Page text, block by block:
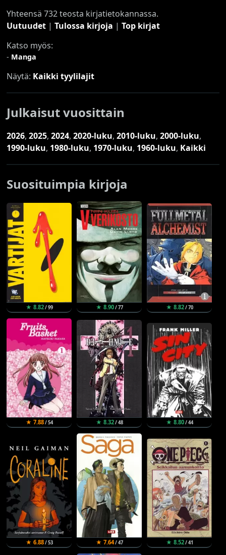
Yhteensä 732 teosta kirjatietokannassa.
Uutuudet |Tulossa kirjoja |Top kirjat
Katso myös:
- Manga
Näytä: Kaikki tyylilajit
Julkaisut vuosittain
2026,2025,2024,2020-luku,2010-luku,2000-luku,
1990-luku, 1980-luku, 1970-luku, 1960-luku, Kaikki
Suosituimpia kirjoja
★ 8.82/ 99 ★ 8.90/ 77 ★ 8.82/ 70
★ 7.88/ 54 ★ 8.32/ 48 ★ 8.80/ 44
★ 6.88/ 53 ★ 7.64/ 47 ★ 8.52/ 41